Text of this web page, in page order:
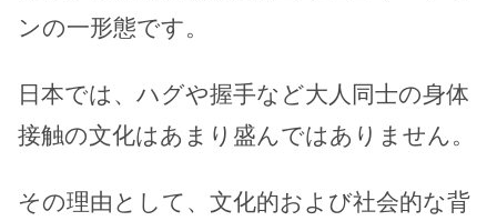
ンの一形態です。
日本では、ハグや握手など大人同士の身体
接触の文化はあまり盛んではありません。
その理由として、文化的および社会的な背